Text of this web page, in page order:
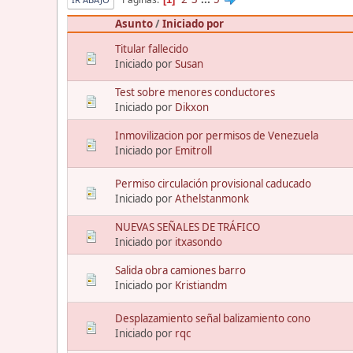
Asunto/Iniciado por
Titular fallecido
Iniciado porSusan
Test sobre menores conductores
Iniciado por Dikxon
Inmovilizacion por permisos de Venezuela
Iniciado por Emitroll
Permiso circulación provisional caducado
Iniciado porAthelstanmonk
NUEVAS SEÑALES DE TRÁFICO
Iniciado por itxasondo
Salida obra camiones barro
Iniciado por Kristiandm
Desplazamiento señal balizamiento cono
Iniciado por rqc